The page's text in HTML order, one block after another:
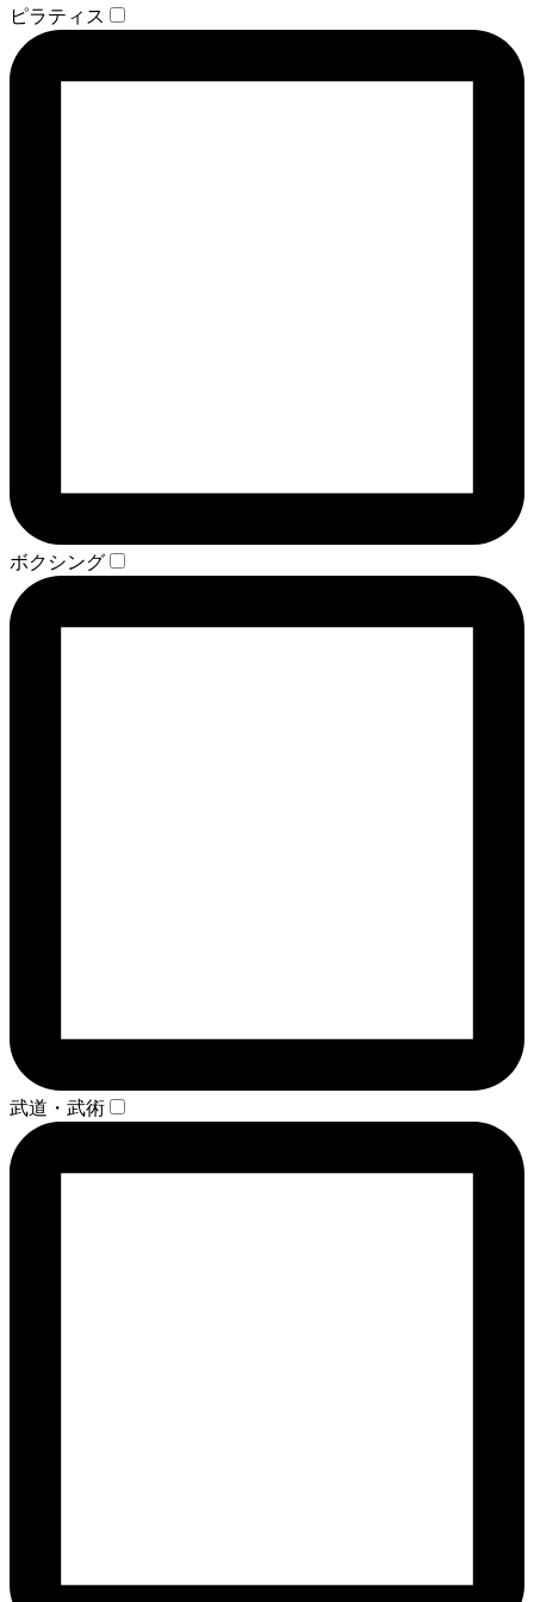
ピラティス
ボクシング
武道・武術